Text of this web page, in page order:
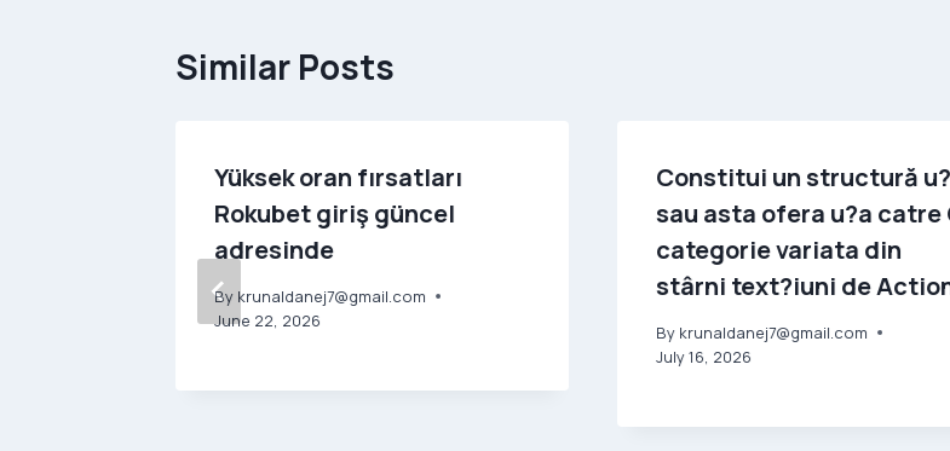
Similar Posts
Yüksek oran fırsatları
Rokubet giriş güncel
adresinde
By krunaldanej7@gmail.com
June 22, 2026
Constitui un structură u?
sau asta ofera u?a catre
categorie variata din
stârni text?iuni de
By krunaldanej7@gmail.com
July 16, 2026